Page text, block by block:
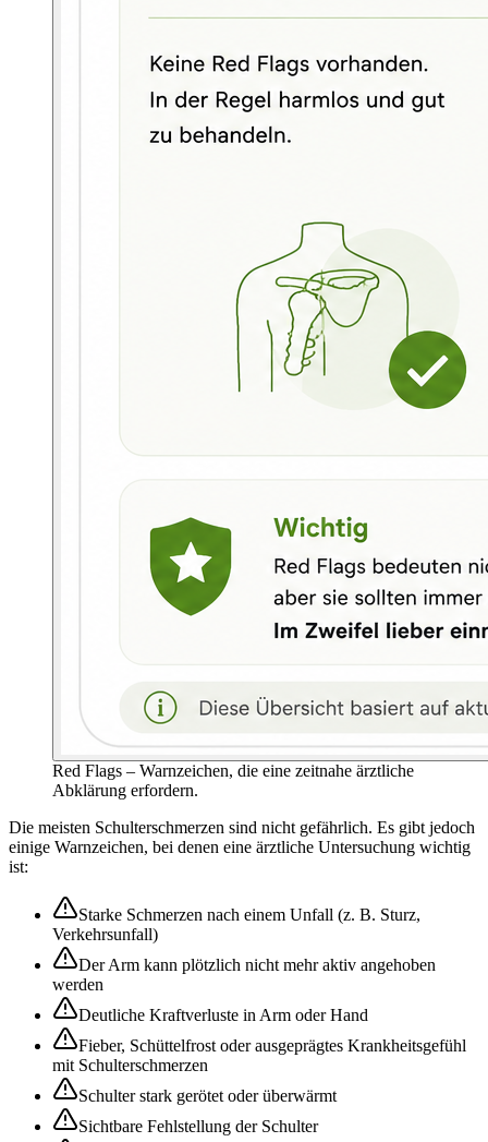
Red Flags – Warnzeichen, die eine zeitnahe ärztliche
Abklärung erfordern.
Die meisten Schulterschmerzen sind nicht gefährlich. Es gibt jedoch
einige Warnzeichen, bei denen eine ärztliche Untersuchung wichtig
ist:
Starke Schmerzen nach einem Unfall (z. B. Sturz,
Verkehrsunfall)
Der Arm kann plötzlich nicht mehr aktiv angehoben
werden
Deutliche Kraftverluste in Arm oder Hand
Fieber, Schüttelfrost oder ausgeprägtes Krankheitsgefühl
mit Schulterschmerzen
Schulter stark gerötet oder überwärmt
Sichtbare Fehlstellung der Schulter